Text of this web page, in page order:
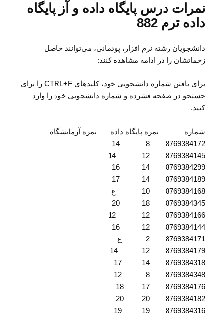
نمرات درس پایگاه داده و آز پایگاه
داده ترم 882
دانشجویان رشته نرم افزار، پودمانی، می‌توانند حاصل
زحماتشان را در ادامه مشاهده کنند:
برای یافتن شماره دانشجویی خود، کلیدهای CTRL+F را برای
جستجو در صفحه فشرده و شماره دانشجویی خود را وارد
کنید.
شماره نمره پایگاه داده نمره آزمایشگاه
8769384172 8 14
8769384145 12 14
8769384299 14 16
8769384189 14 17
8769384168 10 غ
8769384345 18 20
8769384166 12 12
8769384144 12 16
8769384171 2 غ
8769384179 12 14
8769384318 14 17
8769384348 8 12
8769384176 17 18
8769384182 20 20
8769384316 19 19